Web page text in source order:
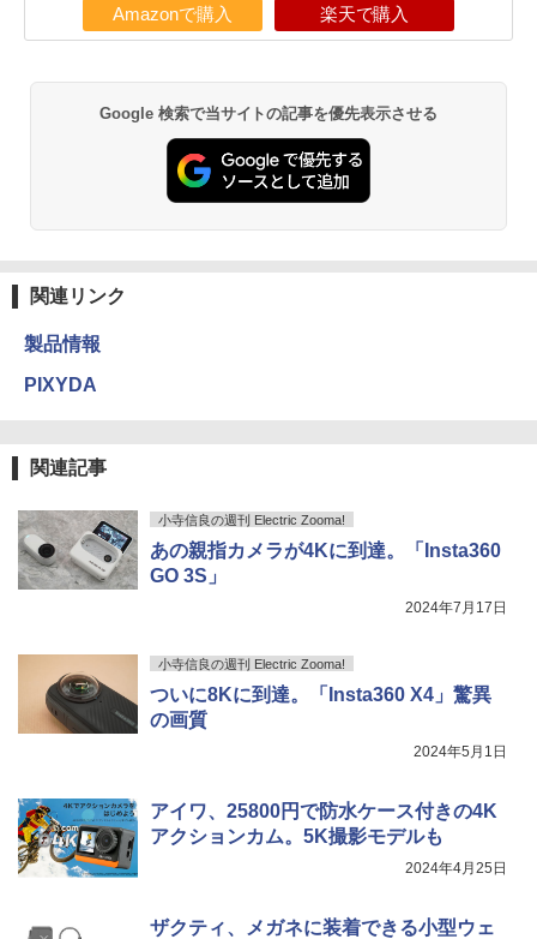
Amazonで購入 楽天で購入
Google 検索で当サイトの記事を優先表示させる
関連リンク
製品情報
PIXYDA
関連記事
小寺信良の週刊 Electric Zooma!
あの親指カメラが4Kに到達。「Insta360
GO 3S」
2024年7月17日
小寺信良の週刊 Electric Zooma!
ついに8Kに到達。「Insta360 X4」驚異
の画質
2024年5月1日
アイワ、25800円で防水ケース付きの4K
アクションカム。5K撮影モデルも
2024年4月25日
ザクティ、メガネに装着できる小型ウェ